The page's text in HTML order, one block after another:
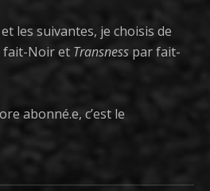
les suivantes, je choisis de
fait-Noir et Transness par fait-
abonné.e, c’est le